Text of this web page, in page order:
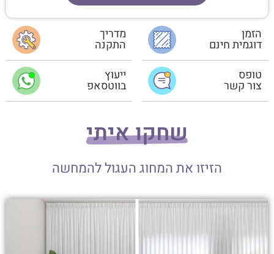
הזמן
דוגמית חינם
מדריך
התקנה
טופס
צור קשר
ייעוץ
בווטסאפ
שחקו איתי
הזיזו את המחוג העגול להמחשה